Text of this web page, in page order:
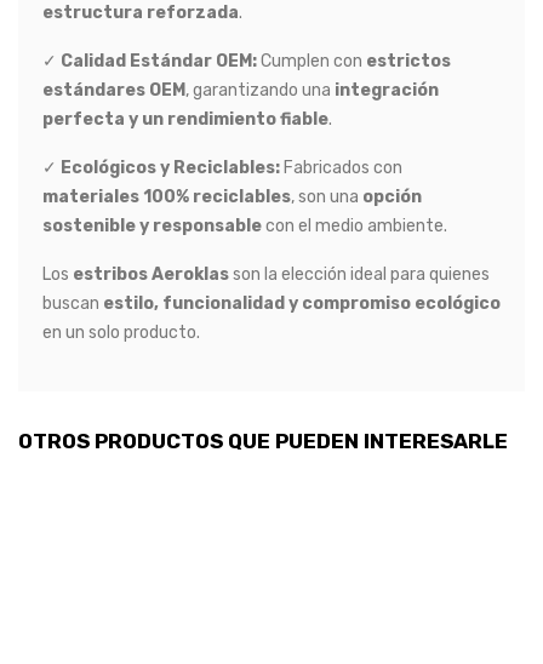
estructura reforzada.
✓ Calidad Estándar OEM:Cumplen con estrictos
estándares OEM , garantizando una integración
perfecta y un rendimiento fiable.
✓ Ecológicos y Reciclables: Fabricados con
materiales 100% reciclables, son una opción
sostenible y responsablecon el medio ambiente.
Los estribos Aeroklasson la elección ideal para quienes
buscan estilo, funcionalidad y compromiso ecológico
en un solo producto.
OTROS PRODUCTOS QUE PUEDEN INTERESARLE